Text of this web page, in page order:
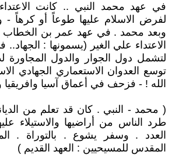
في عهد محمد النبي .. كانت
لفرض الاسلام عليها طوعاً أو كرهاً
وبعد محمد . في عهد عمر بن
الاعتداء علي الغير (يسمونها :
لتشمل دول الجوار والدول المجاورة
توسع العدوان الاستعماري الجهادي
الله ! - فزحف في أعماق آسيا وافريقيا
( محمد - النبي . كان قد تعلم من
طرد الناس من أراضيها والاستيلاء
العدد . وسفر يشوع . بالتوراة .
المقدس للمسيحيين : العهد القديم )